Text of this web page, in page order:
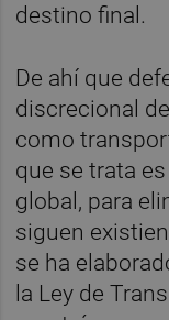
destino final.
De ahí que
discrecional
como
que se trata
global, para
siguen
se ha
la Ley de